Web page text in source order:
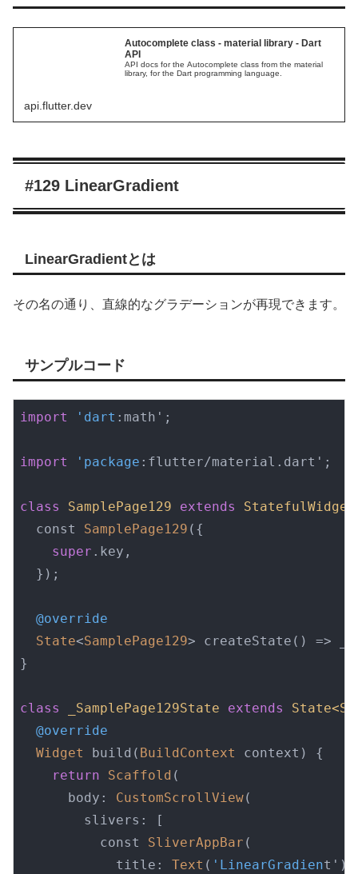
Autocomplete class - material library - Dart
API
API docs for the Autocomplete class from the material
library, for the Dart programming language.
api.flutter.dev
#129 LinearGradient
LinearGradientとは
その名の通り、直線的なグラデーションが再現できます。
サンプルコード
import 'dart :math';
import 'package :flutter/material.dart';
class SamplePage129 extends
StatefulWidget
  const
SamplePage129 ({
super .key,
  });
@override
State<SamplePage129> createState() =>
}
class _SamplePage129State extends
@override
Widget
build( BuildContext
context) {
return
Scaffold (
      body:
CustomScrollView(
        slivers: [
          const
SliverAppBar (
            title:
Text ( 'LinearGradient'),